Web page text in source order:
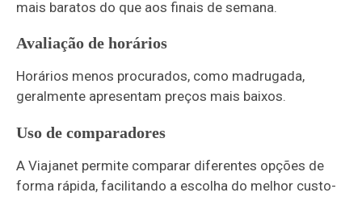
mais baratos do que aos finais de semana.
Avaliação de horários
Horários menos procurados, como madrugada,
geralmente apresentam preços mais baixos.
Uso de comparadores
A Viajanet permite comparar diferentes opções de
forma rápida, facilitando a escolha do melhor custo-